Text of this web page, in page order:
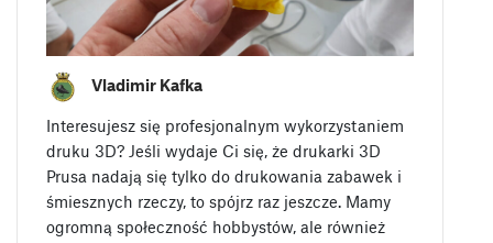
Vladimir Kafka
Interesujesz się profesjonalnym wykorzystaniem
druku 3D? Jeśli wydaje Ci się, że drukarki 3D
Prusa nadają się tylko do drukowania zabawek i
śmiesznych rzeczy, to spójrz raz jeszcze. Mamy
ogromną społeczność hobbystów, ale również